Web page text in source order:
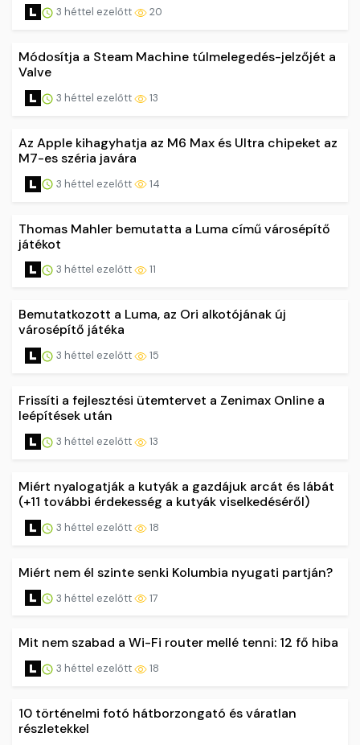
3 héttel ezelőtt 20
Módosítja a Steam Machine túlmelegedés-jelzőjét a
Valve
3 héttel ezelőtt 13
Az Apple kihagyhatja az M6 Max és Ultra chipeket az
M7-es széria javára
3 héttel ezelőtt 14
Thomas Mahler bemutatta a Luma című városépítő
játékot
3 héttel ezelőtt 11
Bemutatkozott a Luma, az Ori alkotójának új
városépítő játéka
3 héttel ezelőtt 15
Frissíti a fejlesztési ütemtervet a Zenimax Online a
leépítések után
3 héttel ezelőtt 13
Miért nyalogatják a kutyák a gazdájuk arcát és lábát
(+11 további érdekesség a kutyák viselkedéséről)
3 héttel ezelőtt 18
Miért nem él szinte senki Kolumbia nyugati partján?
3 héttel ezelőtt 17
Mit nem szabad a Wi-Fi router mellé tenni: 12 fő hiba
3 héttel ezelőtt 18
10 történelmi fotó hátborzongató és váratlan
részletekkel